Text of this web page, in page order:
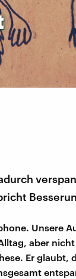
Unsere
aber nicht
Er glaubt,